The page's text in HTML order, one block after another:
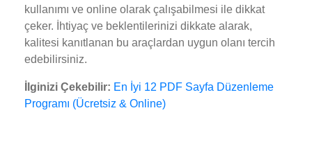
kullanımı ve online olarak çalışabilmesi ile dikkat
çeker. İhtiyaç ve beklentilerinizi dikkate alarak,
kalitesi kanıtlanan bu araçlardan uygun olanı tercih
edebilirsiniz.
İlginizi Çekebilir: En İyi 12 PDF Sayfa Düzenleme
Programı (Ücretsiz & Online)